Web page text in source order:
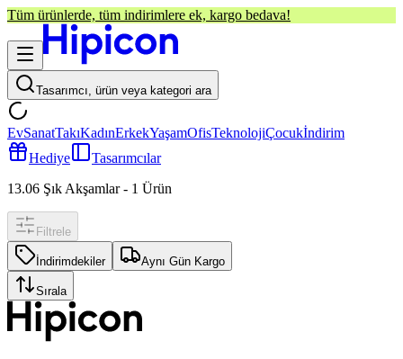
Tüm ürünlerde, tüm indirimlere ek, kargo bedava!
Tasarımcı, ürün veya kategori ara
EvSanatTakıKadınErkekYaşamOfisTeknolojiÇocukİndirim
Hediye
Tasarımcılar
13.06 Şık Akşamlar- 1 Ürün
Filtrele
İndirimdekiler Aynı Gün Kargo
Sırala